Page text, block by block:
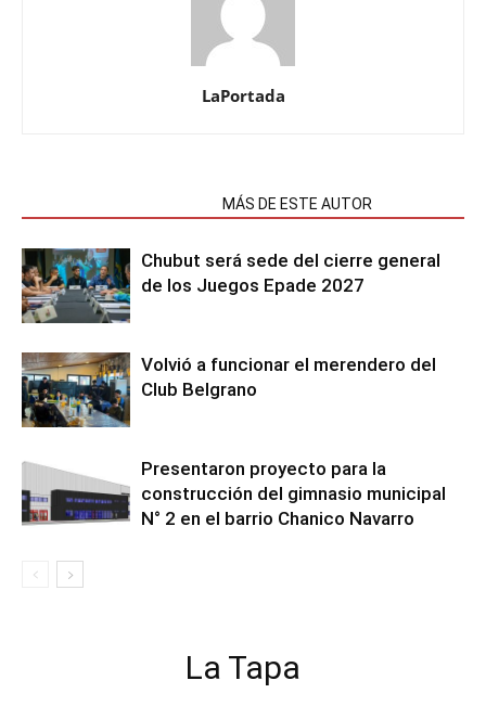
LaPortada
MÁS DE ESTE AUTOR
Chubut será sede del cierre general
de los Juegos Epade 2027
Volvió a funcionar el merendero del
Club Belgrano
Presentaron proyecto para la
construcción del gimnasio municipal
N° 2 en el barrio Chanico Navarro
La Tapa